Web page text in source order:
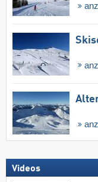
Videos